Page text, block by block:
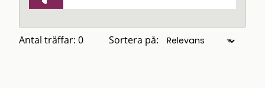
Antal träffar: 0 Sortera på: